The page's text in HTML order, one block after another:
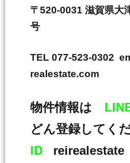
〒520-0031 滋賀県大
号
TEL 077-523-0302
realestate.com
物件情報は
どん登録してく
ID reirealestate